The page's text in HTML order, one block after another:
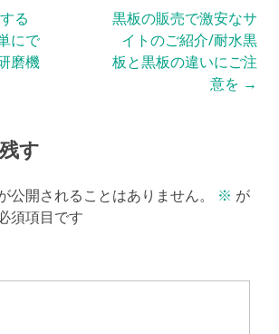
る
にで
磨機
黒板の販売で激安なサ
イトのご紹介/耐水黒
板と黒板の違いにご注
意を →
す
公開されることはありません。 ※ が
須項目です